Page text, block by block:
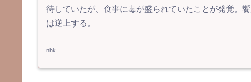
待していたが、食事に毒が盛られていたことが発覚。
は逆上する。
nhk